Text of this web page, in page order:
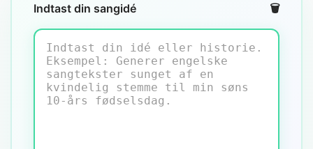
Indtast din sangidé 🗑️